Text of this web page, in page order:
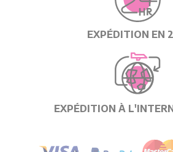
EXPÉDITION EN
EXPÉDITION À